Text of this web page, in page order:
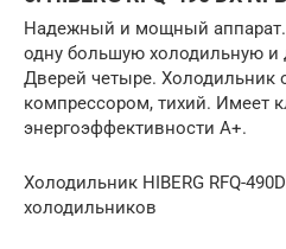
Надежный и мощный
одну большую холодильную и
Дверей четыре. Холодильник
компрессором, тихий. Имеет
энергоэффективности А+.
Холодильник HIBERG RFQ-
холодильников